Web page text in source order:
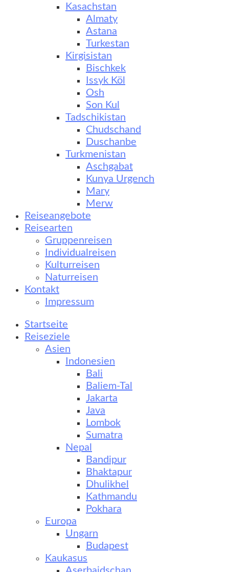
Kasachstan
Almaty
Astana
Turkestan
Kirgisistan
Bischkek
Issyk Köl
Osh
Son Kul
Tadschikistan
Chudschand
Duschanbe
Turkmenistan
Aschgabat
Kunya Urgench
Mary
Merw
Reiseangebote
Reisearten
Gruppenreisen
Individualreisen
Kulturreisen
Naturreisen
Kontakt
Impressum
Startseite
Reiseziele
Asien
Indonesien
Bali
Baliem-Tal
Jakarta
Java
Lombok
Sumatra
Nepal
Bandipur
Bhaktapur
Dhulikhel
Kathmandu
Pokhara
Europa
Ungarn
Budapest
Kaukasus